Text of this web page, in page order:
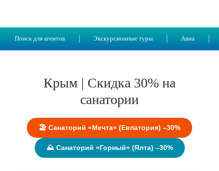
Поиск для агентов Экскурсионные туры Авиа
Крым | Скидка 30% на
санатории
🏖️ Санаторий «Мечта» (Евпатория) –30%
⛰️ Санаторий «Горный» (Ялта) –30%